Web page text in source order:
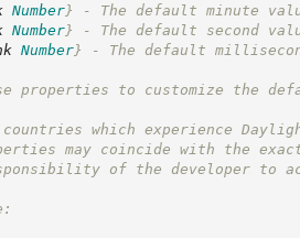
Number} - The default minute
Number} - The default second
Number} - The default
to customize the
which experience
may coincide with the exact
of the developer to